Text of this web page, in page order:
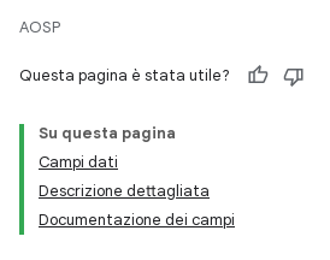
AOSP
Questa pagina è stata utile?
Su questa pagina
Campi dati
Descrizione dettagliata
Documentazione dei campi